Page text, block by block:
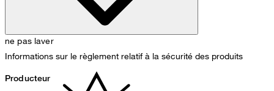
ne pas laver
Informations sur le règlement relatif à la sécurité des produits
Producteur